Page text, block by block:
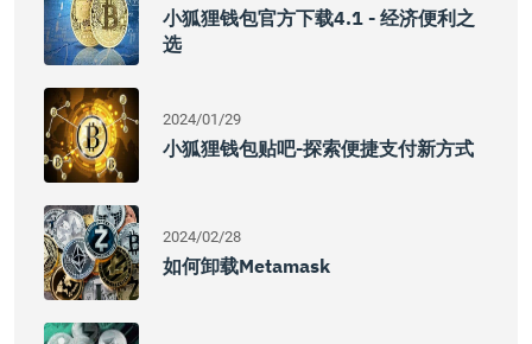
小狐狸钱包官方下载4.1 - 经济便利之
选
2024/01/29
小狐狸钱包贴吧-探索便捷支付新方式
2024/02/28
如何卸载metamask